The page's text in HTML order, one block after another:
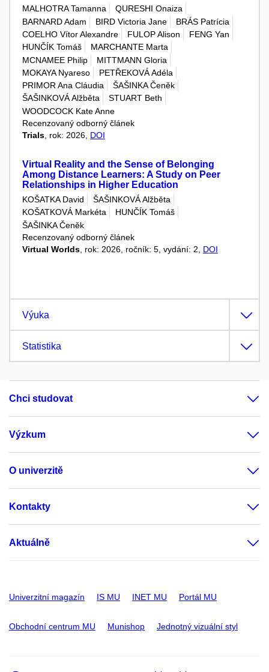
MALHOTRA Tamanna
QURESHI Onaiza
BARNARD Adam
BIRD Victoria Jane
BRÁS Patrícia
COELHO Vítor Alexandre
FULOP Alison
FENG Yan
HUNČÍK Tomáš
MARCHANTE Marta
MCNAMEE Philip
MITTMANN Gloria
MOKAYA Nyareso
PETŘEKOVÁ Adéla
PRIMOR Ana Cláudia
ŠAŠINKA Čeněk
ŠAŠINKOVÁ Alžběta
STUART Beth
WOODCOCK Kate Anne
Recenzovaný odborný článek
Trials , rok: 2026, DOI
Virtual Reality and the Sense of Belonging
Among Distance Learners: A Study on Peer
Relationships in Higher Education
KOŠATKA David
ŠAŠINKOVÁ Alžběta
KOŠATKOVÁ Markéta
HUNČÍK Tomáš
ŠAŠINKA Čeněk
Recenzovaný odborný článek
Virtual Worlds , rok: 2026, ročník: 5, vydání: 2, DOI
Výuka
Statistika
Chci studovat
Výzkum
O univerzitě
Kontakty
Aktuálně
Univerzitní magazín IS MU INET MU Portál MU
Obchodní centrum MU Munishop Jednotný vizuální styl